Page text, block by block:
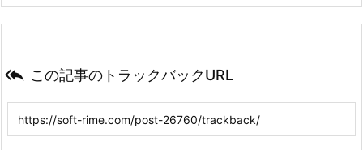
 この記事のトラックバックURL